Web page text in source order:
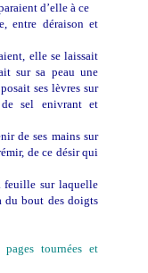
d’elle à ce
entre déraison et
elle se laissait
sur sa peau une
ses lèvres sur
sel enivrant et
de ses mains sur
de ce désir qui
feuille sur laquelle
du bout des doigts
tournées et